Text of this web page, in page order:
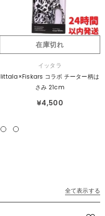
在庫切れ
売
イッタラ
Iittala×Fiskars コラボ チーター柄は
さみ 21cm
¥4,500
全て表示する